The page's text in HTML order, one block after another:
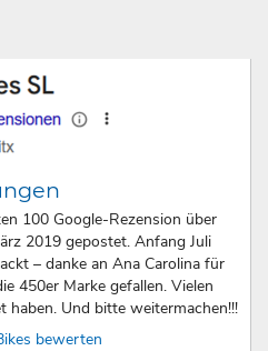
100 Google-Rezension über
2019 gepostet. Anfang Juli
– danke an Ana Carolina für
450er Marke gefallen. Vielen
haben. Und bitte weitermachen!!!
bewerten